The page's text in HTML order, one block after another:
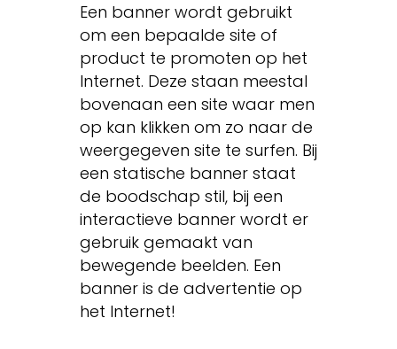
Een banner wordt gebruikt
om een bepaalde site of
product te promoten op het
Internet. Deze staan meestal
bovenaan een site waar men
op kan klikken om zo naar de
weergegeven site te surfen. Bij
een statische banner staat
de boodschap stil, bij een
interactieve banner wordt er
gebruik gemaakt van
bewegende beelden. Een
banner is de advertentie op
het Internet!